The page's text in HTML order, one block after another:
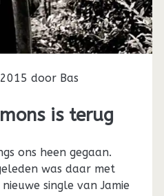
door Bas
is terug
ons heen gegaan.
was daar met
single van Jamie